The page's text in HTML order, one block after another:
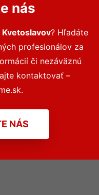
nás
? Hľadáte
profesionálov za
či nezáväznú
kontaktovať –
NÁS